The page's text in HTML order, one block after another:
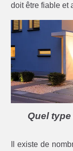
doit être fiable et
Quel
Il existe de